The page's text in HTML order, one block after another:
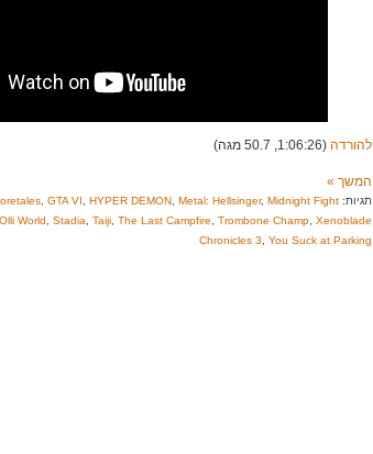
להורדה (1:06:26, 50.7 מגה)
המשך »
תגיות: GTA VI HYPER DEMON Metal: Hellsinger, Midnight Fight
World Stadia Taiji The Last Campfire Trombone Champ Xenoblade
Chronicles 3
You Suck at Parking